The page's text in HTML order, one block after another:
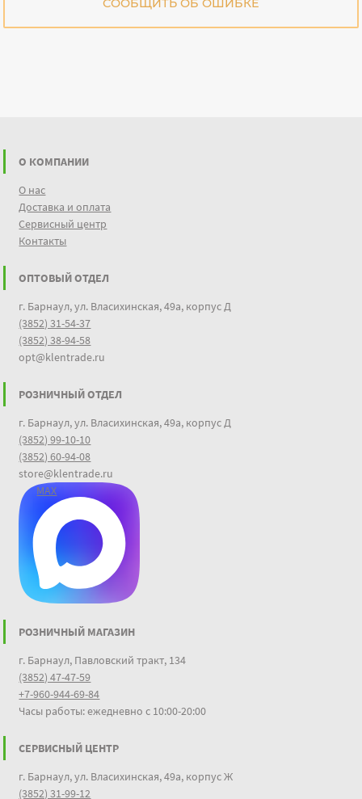
СООБЩИТЬ ОБ ОШИБКЕ
О КОМПАНИИ
О нас
Доставка и оплата
Сервисный центр
Контакты
ОПТОВЫЙ ОТДЕЛ
г. Барнаул, ул. Власихинская, 49а, корпус Д
(3852) 31-54-37
(3852) 38-94-58
opt@klentrade.ru
РОЗНИЧНЫЙ ОТДЕЛ
г. Барнаул, ул. Власихинская, 49а, корпус Д
(3852) 99-10-10
(3852) 60-94-08
store@klentrade.ru
MAX
РОЗНИЧНЫЙ МАГАЗИН
г. Барнаул, Павловский тракт, 134
(3852) 47-47-59
+7-960-944-69-84
Часы работы: ежедневно с 10:00-20:00
СЕРВИСНЫЙ ЦЕНТР
г. Барнаул, ул. Власихинская, 49а, корпус Ж
(3852) 31-99-12